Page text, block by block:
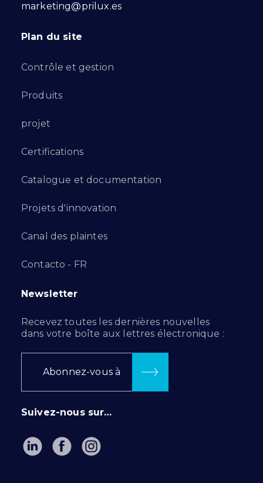
marketing@prilux.es
Plan du site
Contrôle et gestion
Produits
projet
Certifications
Catalogue et documentation
Projets d'innovation
Canal des plaintes
Contacto - FR
Newsletter
Recevez toutes les dernières nouvelles
dans votre boîte aux lettres électronique :
Abonnez-vous à
Suivez-nous sur…